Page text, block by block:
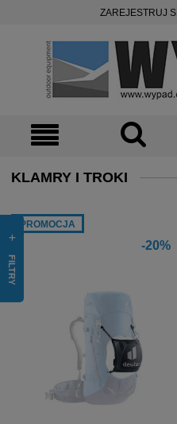
ZAREJESTRUJ
KLAMRY I TROKI
-20%
PROMOCJA
FILTRY